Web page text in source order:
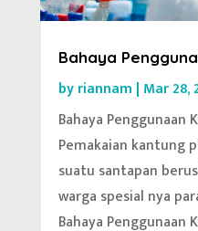
Bahaya
byriannam | Mar 28,
Bahaya Penggunaan
Pemakaian kantung
suatu santapan
warga spesial nya
Bahaya Penggunaan